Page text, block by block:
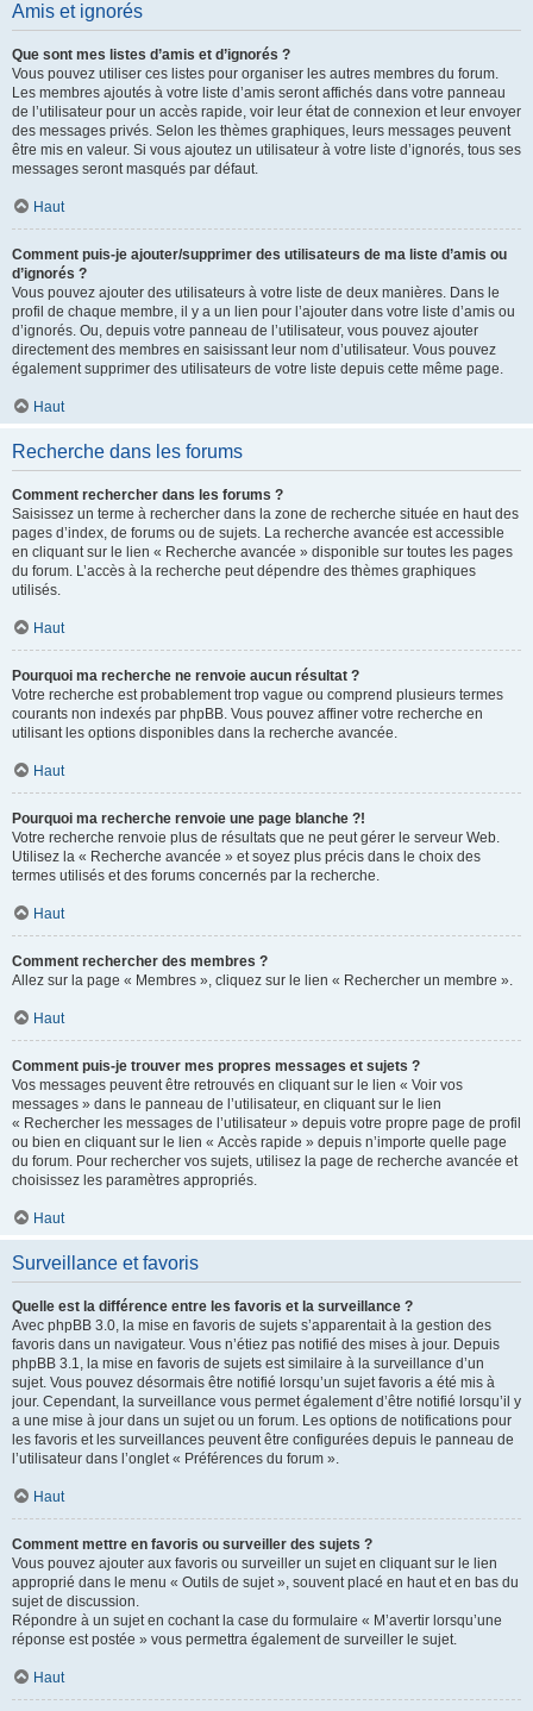
Amis et ignorés
Que sont mes listes d’amis et d’ignorés ?
Vous pouvez utiliser ces listes pour organiser les autres membres du forum.
Les membres ajoutés à votre liste d’amis seront affichés dans votre panneau
de l’utilisateur pour un accès rapide, voir leur état de connexion et leur envoyer
des messages privés. Selon les thèmes graphiques, leurs messages peuvent
être mis en valeur. Si vous ajoutez un utilisateur à votre liste d’ignorés, tous ses
messages seront masqués par défaut.
Haut
Comment puis-je ajouter/supprimer des utilisateurs de ma liste d’amis ou
d’ignorés ?
Vous pouvez ajouter des utilisateurs à votre liste de deux manières. Dans le
profil de chaque membre, il y a un lien pour l’ajouter dans votre liste d’amis ou
d’ignorés. Ou, depuis votre panneau de l’utilisateur, vous pouvez ajouter
directement des membres en saisissant leur nom d’utilisateur. Vous pouvez
également supprimer des utilisateurs de votre liste depuis cette même page.
Haut
Recherche dans les forums
Comment rechercher dans les forums ?
Saisissez un terme à rechercher dans la zone de recherche située en haut des
pages d’index, de forums ou de sujets. La recherche avancée est accessible
en cliquant sur le lien « Recherche avancée » disponible sur toutes les pages
du forum. L’accès à la recherche peut dépendre des thèmes graphiques
utilisés.
Haut
Pourquoi ma recherche ne renvoie aucun résultat ?
Votre recherche est probablement trop vague ou comprend plusieurs termes
courants non indexés par phpBB. Vous pouvez affiner votre recherche en
utilisant les options disponibles dans la recherche avancée.
Haut
Pourquoi ma recherche renvoie une page blanche ?!
Votre recherche renvoie plus de résultats que ne peut gérer le serveur Web.
Utilisez la « Recherche avancée » et soyez plus précis dans le choix des
termes utilisés et des forums concernés par la recherche.
Haut
Comment rechercher des membres ?
Allez sur la page « Membres », cliquez sur le lien « Rechercher un membre ».
Haut
Comment puis-je trouver mes propres messages et sujets ?
Vos messages peuvent être retrouvés en cliquant sur le lien « Voir vos
messages » dans le panneau de l’utilisateur, en cliquant sur le lien
« Rechercher les messages de l’utilisateur » depuis votre propre page de profil
ou bien en cliquant sur le lien « Accès rapide » depuis n’importe quelle page
du forum. Pour rechercher vos sujets, utilisez la page de recherche avancée et
choisissez les paramètres appropriés.
Haut
Surveillance et favoris
Quelle est la différence entre les favoris et la surveillance ?
Avec phpBB 3.0, la mise en favoris de sujets s’apparentait à la gestion des
favoris dans un navigateur. Vous n’étiez pas notifié des mises à jour. Depuis
phpBB 3.1, la mise en favoris de sujets est similaire à la surveillance d’un
sujet. Vous pouvez désormais être notifié lorsqu’un sujet favoris a été mis à
jour. Cependant, la surveillance vous permet également d’être notifié lorsqu’il y
a une mise à jour dans un sujet ou un forum. Les options de notifications pour
les favoris et les surveillances peuvent être configurées depuis le panneau de
l’utilisateur dans l’onglet « Préférences du forum ».
Haut
Comment mettre en favoris ou surveiller des sujets ?
Vous pouvez ajouter aux favoris ou surveiller un sujet en cliquant sur le lien
approprié dans le menu « Outils de sujet », souvent placé en haut et en bas du
sujet de discussion.
Répondre à un sujet en cochant la case du formulaire « M’avertir lorsqu’une
réponse est postée » vous permettra également de surveiller le sujet.
Haut